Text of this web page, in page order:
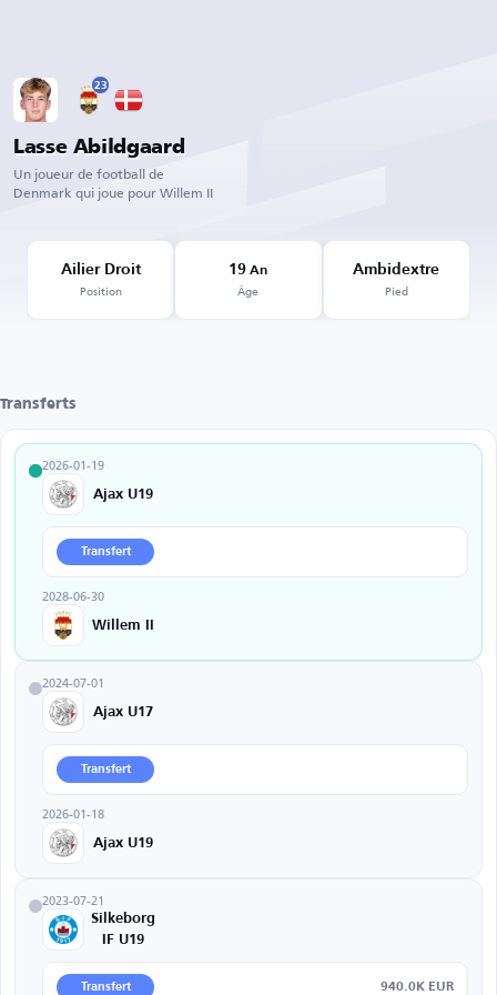
23
Lasse Abildgaard
Un joueur de football de
Denmark qui joue pour Willem II
Ailier Droit
Position
19 An
Âge
Ambidextre
Pied
Transferts
2026-01-19
Ajax U19
Transfert
2028-06-30
Willem II
2024-07-01
Ajax U17
Transfert
2026-01-18
Ajax U19
2023-07-21
Silkeborg
IF U19
Transfert 940.0K EUR